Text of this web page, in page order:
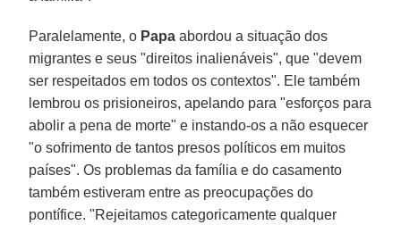
Paralelamente, o Papa abordou a situação dos
migrantes e seus "direitos inalienáveis", que "devem
ser respeitados em todos os contextos". Ele também
lembrou os prisioneiros, apelando para "esforços para
abolir a pena de morte" e instando-os a não esquecer
"o sofrimento de tantos presos políticos em muitos
países". Os problemas da família e do casamento
também estiveram entre as preocupações do
pontífice. "Rejeitamos categoricamente qualquer